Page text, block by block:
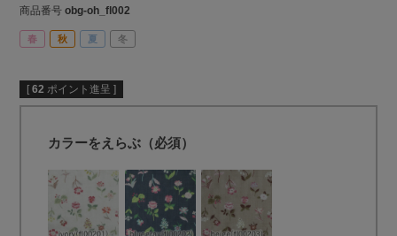
商品番号 obg-oh_fl002
春 秋 夏 冬
[ 62 ポイント進呈 ]
カラーをえらぶ（必須）